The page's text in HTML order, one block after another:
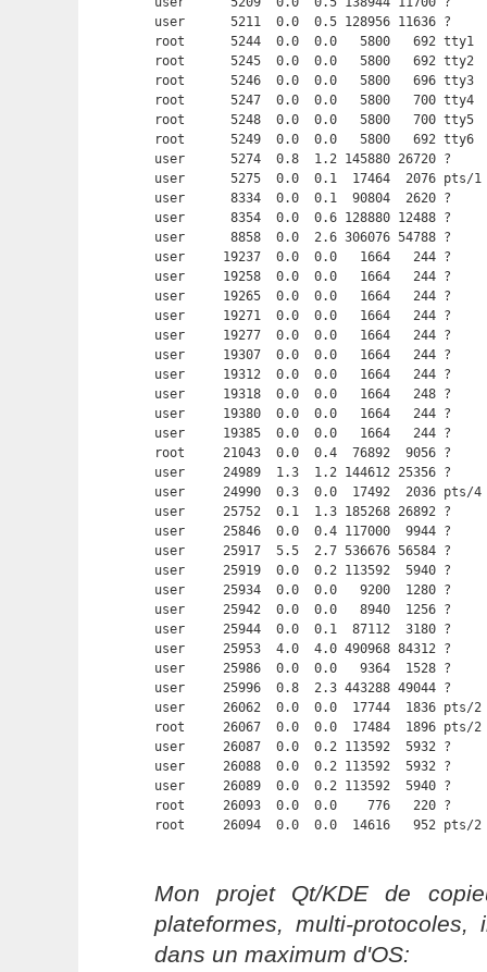
user      5211  0.0  0.5 128956 11636 ?
root      5244  0.0  0.0   5800   692 tty1
root      5245  0.0  0.0   5800   692 tty2
root      5246  0.0  0.0   5800   696 tty3
root      5247  0.0  0.0   5800   700 tty4
root      5248  0.0  0.0   5800   700 tty5
root      5249  0.0  0.0   5800   692 tty6
user      5274  0.8  1.2 145880 26720 ?
user      5275  0.0  0.1  17464  2076 pts/
user      8334  0.0  0.1  90804  2620 ?
user      8354  0.0  0.6 128880 12488 ?
user      8858  0.0  2.6 306076 54788 ?
user     19237  0.0  0.0   1664   244 ?
user     19258  0.0  0.0   1664   244 ?
user     19265  0.0  0.0   1664   244 ?
user     19271  0.0  0.0   1664   244 ?
user     19277  0.0  0.0   1664   244 ?
user     19307  0.0  0.0   1664   244 ?
user     19312  0.0  0.0   1664   244 ?
user     19318  0.0  0.0   1664   248 ?
user     19380  0.0  0.0   1664   244 ?
user     19385  0.0  0.0   1664   244 ?
root     21043  0.0  0.4  76892  9056 ?
user     24989  1.3  1.2 144612 25356 ?
user     24990  0.3  0.0  17492  2036 pts/
user     25752  0.1  1.3 185268 26892 ?
user     25846  0.0  0.4 117000  9944 ?
user     25917  5.5  2.7 536676 56584 ?
user     25919  0.0  0.2 113592  5940 ?
user     25934  0.0  0.0   9200  1280 ?
user     25942  0.0  0.0   8940  1256 ?
user     25944  0.0  0.1  87112  3180 ?
user     25953  4.0  4.0 490968 84312
user     25986  0.0  0.0   9364  1528 ?
user     25996  0.8  2.3 443288 49044 ?
user     26062  0.0  0.0  17744  1836 pts/
root     26067  0.0  0.0  17484  1896 pts/
user     26087  0.0  0.2 113592  5932 ?
user     26088  0.0  0.2 113592  5932 ?
user     26089  0.0  0.2 113592  5940 ?
root     26093  0.0  0.0    776   220 ?
root     26094  0.0  0.0  14616   952 pts/
Mon projet Qt/KDE de
plateformes, multi-protocoles,
dans un maximum d'OS: